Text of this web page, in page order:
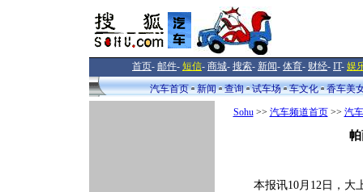
首页- 邮件- 短信- 商城- 搜索- 新闻- 体育- 财经- IT- 娱
汽车首页
新闻 查询 试车场 车文化 香车美
Sohu>> 汽车频道首页>> 汽
本报讯10月12日，大上